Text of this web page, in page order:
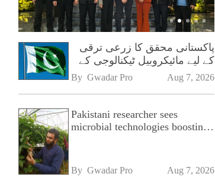
پاکستانی محقق کا زرعی ترقی
کے لیے مائیکروبیل ٹیکنالوجی کے
فروغ پر زور
By Gwadar Pro Aug 7, 2026
Pakistani researcher sees
microbial technologies boosting
By Gwadar Pro Aug 7, 2026